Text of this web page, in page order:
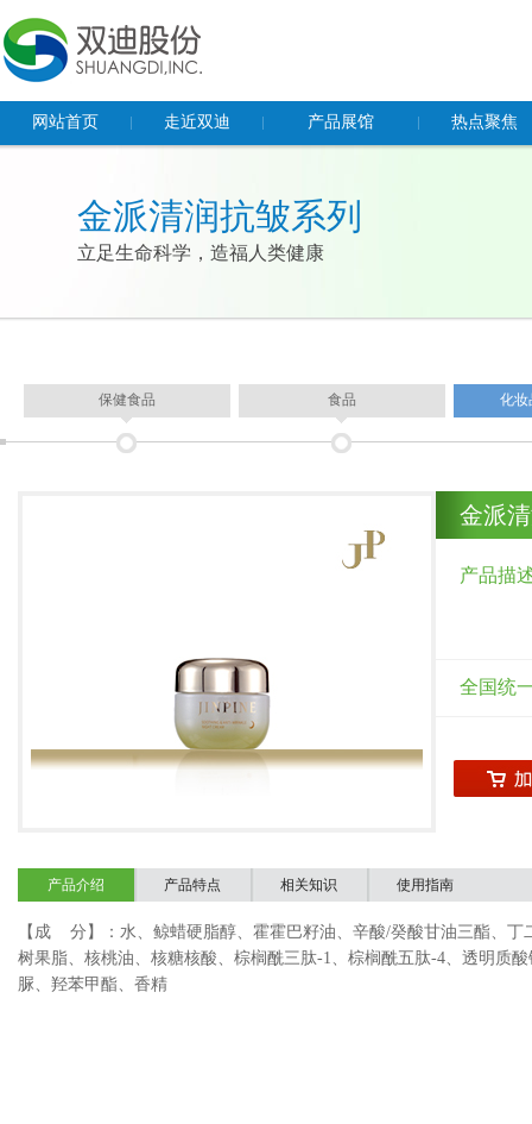
网站首页 走近双迪 产品展馆 热点聚焦
董事长致辞
企业概况
企业文化
保健食品
食品
化妆品及日化产品
金派清润抗皱系列
立足生命科学，造福人类健康
保健食品 食品 化妆
金派
产品描
全国统
产品介绍 产品特点 相关知识 使用指南
【成 分】：水、鲸蜡硬脂醇、霍霍巴籽油、辛酸/癸酸甘油三酯、丁
树果脂、核桃油、核糖核酸、棕榈酰三肽-1、棕榈酰五肽-4、透明质
脲、羟苯甲酯、香精